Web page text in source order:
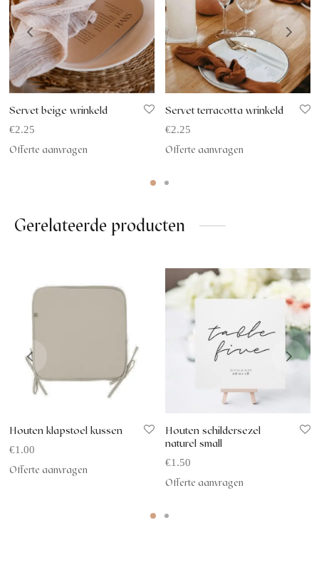
Servet beige wrinkeld
€2.25
Offerte aanvragen
Servet terracotta wrinkeld
€2.25
Offerte aanvragen
Gerelateerde producten
Houten klapstoel kussen
€1.00
Offerte aanvragen
Houten schildersezel
naturel small
€1.50
Offerte aanvragen